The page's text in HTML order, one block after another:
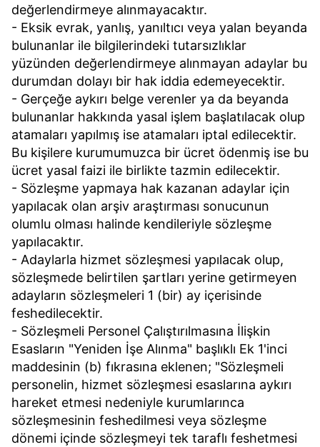
değerlendirmeye alınmayacaktır.
- Eksik evrak, yanlış, yanıltıcı veya yalan beyanda
bulunanlar ile bilgilerindeki tutarsızlıklar
yüzünden değerlendirmeye alınmayan adaylar bu
durumdan dolayı bir hak iddia edemeyecektir.
- Gerçeğe aykırı belge verenler ya da beyanda
bulunanlar hakkında yasal işlem başlatılacak olup
atamaları yapılmış ise atamaları iptal edilecektir.
Bu kişilere kurumumuzca bir ücret ödenmiş ise bu
ücret yasal faizi ile birlikte tazmin edilecektir.
- Sözleşme yapmaya hak kazanan adaylar için
yapılacak olan arşiv araştırması sonucunun
olumlu olması halinde kendileriyle sözleşme
yapılacaktır.
- Adaylarla hizmet sözleşmesi yapılacak olup,
sözleşmede belirtilen şartları yerine getirmeyen
adayların sözleşmeleri 1 (bir) ay içerisinde
feshedilecektir.
- Sözleşmeli Personel Çalıştırılmasına İlişkin
Esasların "Yeniden İşe Alınma" başlıklı Ek 1'inci
maddesinin (b) fıkrasına eklenen; "Sözleşmeli
personelin, hizmet sözleşmesi esaslarına aykırı
hareket etmesi nedeniyle kurumlarınca
sözleşmesinin feshedilmesi veya sözleşme
dönemi içinde sözleşmeyi tek taraflı feshetmesi